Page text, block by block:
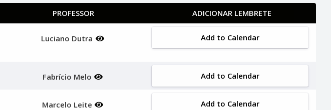
PROFESSOR ADICIONAR LEMBRETE
Luciano Dutra Add to Calendar
Fabrício Melo Add to Calendar
Marcelo Leite Add to Calendar